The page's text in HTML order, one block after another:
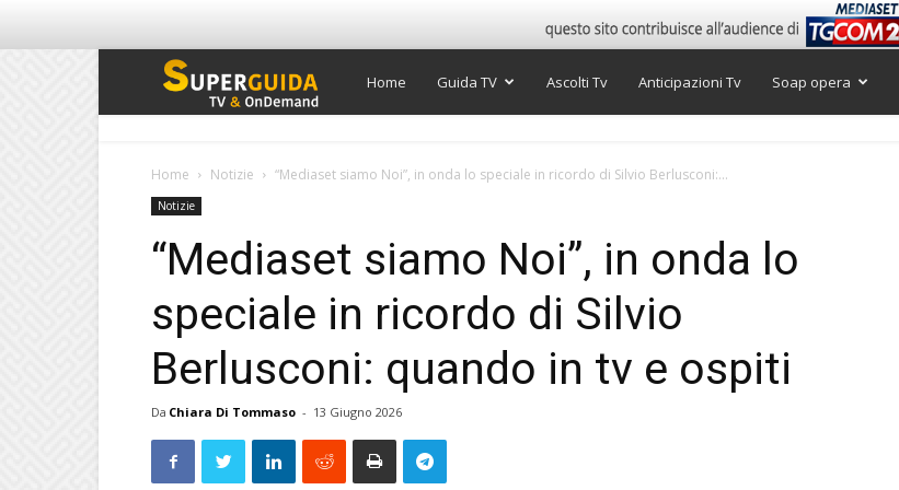
Super
Home Guida TV Ascolti Tv Anticipazioni Tv Soap opera
Home Notizie “Mediaset siamo Noi”, in onda lo speciale in ricordo di Silvio Berlusconi:...
Notizie
“Mediaset siamo Noi”, in onda lo
speciale in ricordo di Silvio
Berlusconi: quando in tv e ospiti
Da Chiara Di Tommaso - 13 Giugno 2026